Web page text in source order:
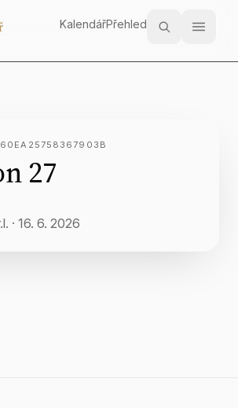
KalendářPřehled
60EA25758367903B
27
· 16. 6. 2026